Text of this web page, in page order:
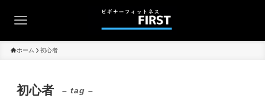
ホーム 初心者
初心者 – tag –